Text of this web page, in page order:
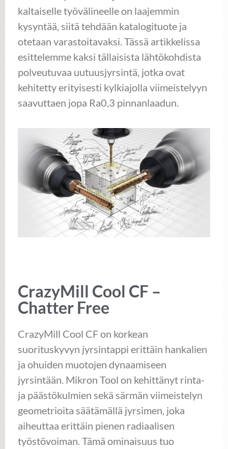
kaltaiselle työvälineelle on laajemmin
kysyntää, siitä tehdään katalogituote ja
otetaan varastoitavaksi. Tässä artikkelissa
esittelemme kaksi tällaisista lähtökohdista
polveutuvaa uutuusjyrsintä, jotka ovat
kehitetty erityisesti kylkiajolla viimeistelyyn
saavuttaen jopa Ra0,3 pinnanlaadun.
CrazyMill Cool CF –
Chatter Free
CrazyMill Cool CF on korkean
suorituskyvyn jyrsintappi erittäin hankalien
ja ohuiden muotojen dynaamiseen
jyrsintään. Mikron Tool on kehittänyt rinta-
ja päästökulmien sekä särmän viimeistelyn
geometrioita säätämällä jyrsimen, joka
aiheuttaa erittäin pienen radiaalisen
työstövoiman. Tämä ominaisuus tuo